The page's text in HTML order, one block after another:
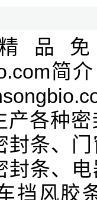
品
简
产各种
封条、
封条、
挡风胶